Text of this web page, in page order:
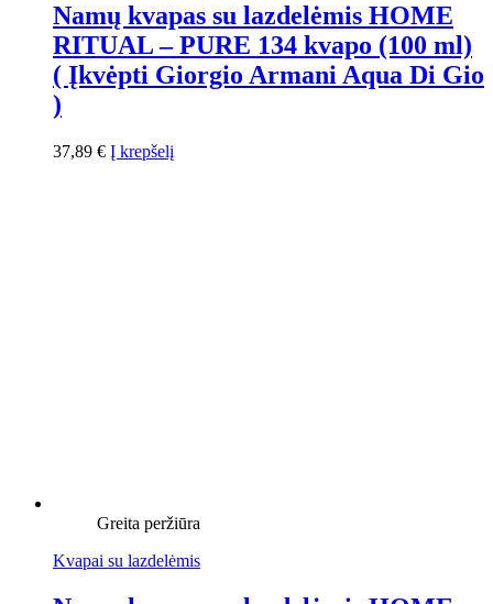
Namų kvapas su lazdelėmis HOME
RITUAL – PURE 134 kvapo (100 ml)
( Įkvėpti Giorgio Armani Aqua Di Gio
)
37,89 € Į krepšelį
Greita peržiūra
Kvapai su lazdelėmis